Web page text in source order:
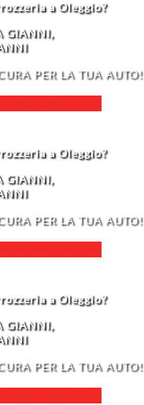
a Oleggio?
GIANNI,
PER LA TUA AUTO!
a Oleggio?
GIANNI,
PER LA TUA AUTO!
a Oleggio?
GIANNI,
PER LA TUA AUTO!